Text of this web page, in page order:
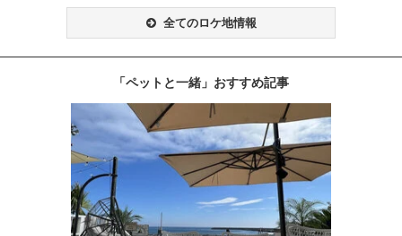
全てのロケ地情報
「ペットと一緒」おすすめ記事